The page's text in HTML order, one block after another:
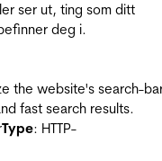
ser ut, ting som ditt
deg i.
the website's search-
fast search results.
Type: HTTP-